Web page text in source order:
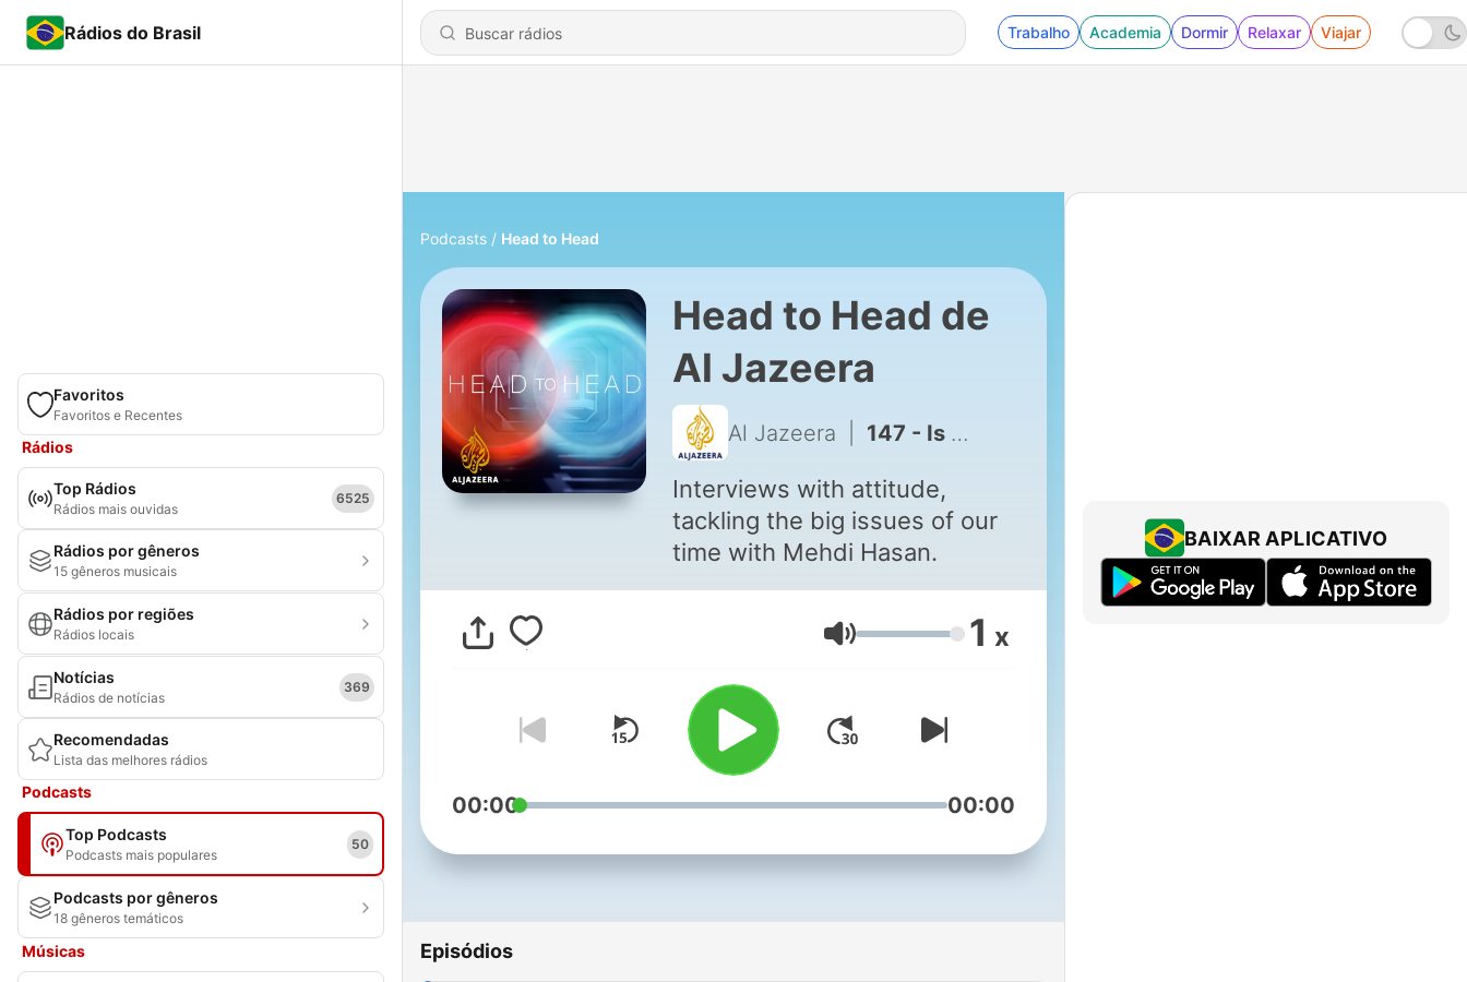
Rádios do Brasil Trabalho Academia Dormir Relaxar Viajar
Favoritos
Favoritos e Recentes
Rádios
Top Rádios
Rádios mais ouvidas
6525
Rádios por gêneros
15 gêneros musicais
Rádios por regiões
Rádios locais
Notícias
Rádios de notícias
369
Recomendadas
Lista das melhores rádios
Podcasts
Top Podcasts
Podcasts mais populares
50
Podcasts por gêneros
18 gêneros temáticos
Músicas
Podcasts Head to Head
Head to Head de
Al Jazeera
Al Jazeera 147 - Is China a threat or a partner to the West? | Head to Head
Interviews with attitude,
tackling the big issues of our
time with Mehdi Hasan.
Volume 1 x
00:00 00:00
Episódios
BAIXAR APLICATIVO